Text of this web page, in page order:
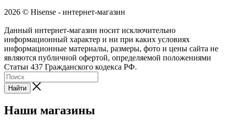
2026 © Hisense - интернет-магазин
Данный интернет-магазин носит исключительно
информационный характер и ни при каких условиях
информационные материалы, размеры, фото и цены сайта не
являются публичной офертой, определяемой положениями
Статьи 437 Гражданского кодекса РФ.
Найти
Наши магазины